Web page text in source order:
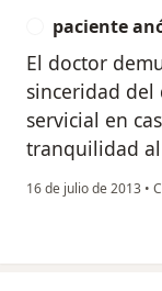
paciente
El doctor
sinceridad
servicial en
tranquilidad
16 de julio de 2013 •